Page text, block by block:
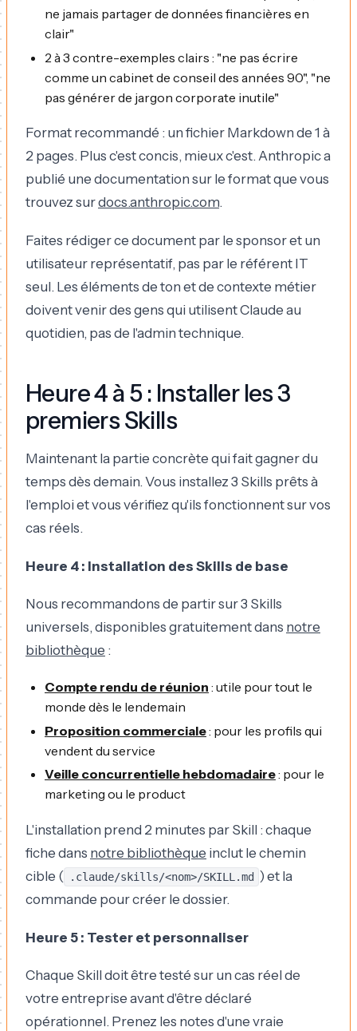
ne jamais partager de données financières en
clair"
2 à 3 contre-exemples clairs : "ne pas écrire
comme un cabinet de conseil des années 90", "ne
pas générer de jargon corporate inutile"
Format recommandé : un fichier Markdown de 1 à
2 pages. Plus c'est concis, mieux c'est. Anthropic a
publié une documentation sur le format que vous
trouvez surdocs.anthropic.com.
Faites rédiger ce document par le sponsor et un
utilisateur représentatif, pas par le référent IT
seul. Les éléments de ton et de contexte métier
doivent venir des gens qui utilisent Claude au
quotidien, pas de l'admin technique.
Heure 4 à 5 : Installer les 3
premiers Skills
Maintenant la partie concrète qui fait gagner du
temps dès demain. Vous installez 3 Skills prêts à
l'emploi et vous vérifiez qu'ils fonctionnent sur vos
cas réels.
Heure 4 : Installation des Skills de base
Nous recommandons de partir sur 3 Skills
universels, disponibles gratuitement dans notre
bibliothèque :
Compte rendu de réunion : utile pour tout le
monde dès le lendemain
Proposition commerciale: pour les profils qui
vendent du service
Veille concurrentielle hebdomadaire: pour le
marketing ou le product
L'installation prend 2 minutes par Skill : chaque
fiche dans notre bibliothèque inclut le chemin
cible (
.claude/skills/<nom>/SKILL.md ) et la
commande pour créer le dossier.
Heure 5 : Tester et personnaliser
Chaque Skill doit être testé sur un cas réel de
votre entreprise avant d'être déclaré
opérationnel. Prenez les notes d'une vraie